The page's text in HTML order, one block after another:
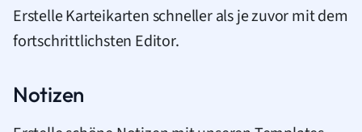
Erstelle Karteikarten schneller als je zuvor mit dem
fortschrittlichsten Editor.
Notizen